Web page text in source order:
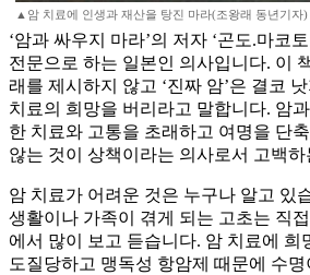
▲암 치료에 인생과 재산을 탕진 마라(조왕래 동년기자)
‘암과 싸우지 마라’의 저자 ‘곤도.마코
전문으로 하는 일본인 의사입니다. 이
래를 제시하지 않고 ‘진짜 암’은 결코
치료의 희망을 버리라고 말합니다. 암
한 치료와 고통을 초래하고 여명을 단
않는 것이 상책이라는 의사로서 고백
암 치료가 어려운 것은 누구나 알고 있
생활이나 가족이 겪게 되는 고초는 직
에서 많이 보고 듣습니다. 암 치료에 희
도질당하고 맹독성 항암제 때문에 수